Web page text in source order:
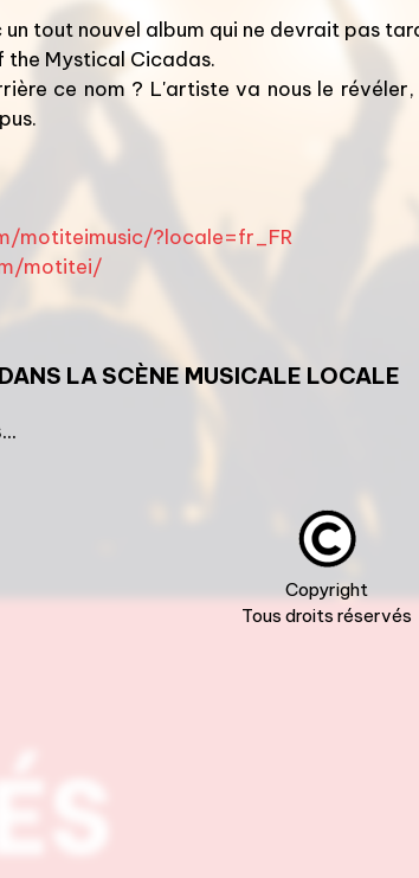
tout nouvel album qui ne devrait pas
the Mystical Cicadas.
ce nom ? L'artiste va nous le
motiteimusic/?locale=fr_FR
motitei/
DANS LA SCÈNE MUSICALE LOCALE
Copyright
Tous droits réservés